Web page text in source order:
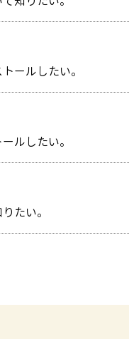
ールしたい。
ルしたい。
たい。